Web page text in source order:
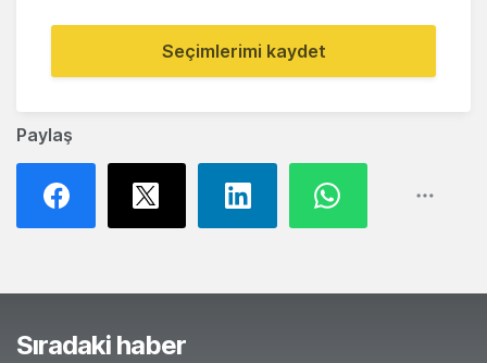
Paylaş
Seçimlerimi kaydet
Sıradaki haber